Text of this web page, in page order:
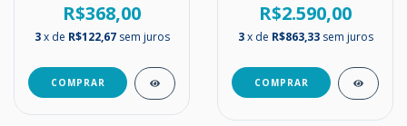
R$368,00
3 x de R$122,67 sem juros
COMPRAR
R$2.590,00
3 x de R$863,33 sem juros